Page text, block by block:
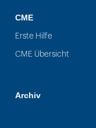
CME
Erste Hilfe
CME Übersicht
Archiv